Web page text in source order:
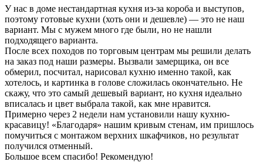
У нас в доме нестандартная кухня из-за короба и выступов,
поэтому готовые кухни (хоть они и дешевле) — это не наш
вариант. Мы с мужем много где были, но не нашли
подходящего варианта.
После всех походов по торговым центрам мы решили делать
на заказ под наши размеры. Вызвали замерщика, он все
обмерил, посчитал, нарисовал кухню именно такой, как
хотелось, и картинка в голове сложилась окончательно. Не
скажу, что это самый дешевый вариант, но кухня идеально
вписалась и цвет выбрала такой, как мне нравится.
Примерно через 2 недели нам установили нашу кухню-
красавицу! «Благодаря» нашим кривым стенам, им пришлось
помучиться с монтажом верхних шкафчиков, но результат
получился отменный.
Большое всем спасибо! Рекомендую!